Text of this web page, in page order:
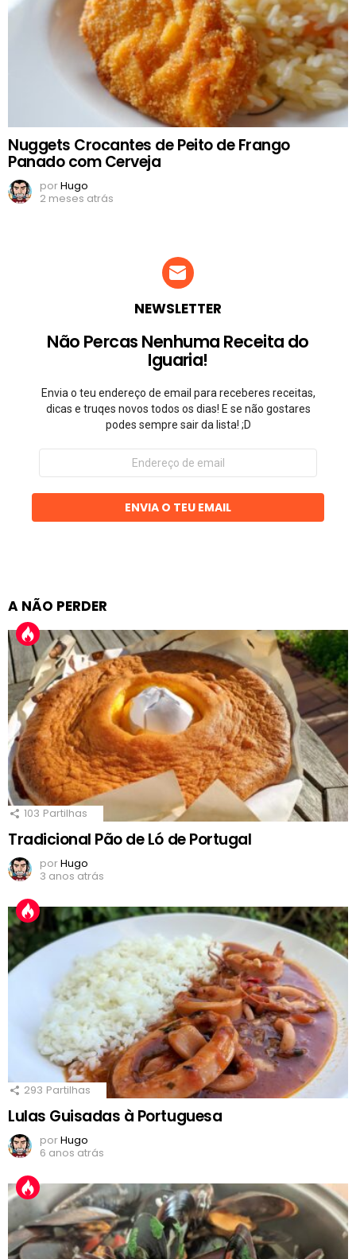
Nuggets Crocantes de Peito de Frango
Panado com Cerveja
porHugo
2 meses atrás
NEWSLETTER
Não Percas Nenhuma Receita do
Iguaria!
Envia o teu endereço de email para receberes receitas,
dicas e truqes novos todos os dias! E se não gostares
podes sempre sair da lista! ;D
Endereço
email
ENVIA O TEU EMAIL
A NÃO PERDER
103 Partilhas
Tradicional Pão de Ló de Portugal
porHugo
3 anos atrás
293 Partilhas
Lulas Guisadas à Portuguesa
porHugo
6 anos atrás